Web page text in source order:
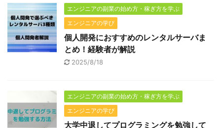
エンジニアの副業の始め方・稼ぎ方を学ぶ
エンジニアの学び
個人開発におすすめのレンタルサーバま
とめ！経験者が解説
2025/8/18
エンジニアの副業の始め方・稼ぎ方を学ぶ
エンジニアの学び
大学中退してプログラミングを勉強して